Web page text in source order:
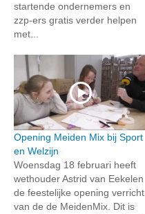
startende ondernemers en
zzp-ers gratis verder helpen
met...
Opening Meiden Mix bij Sport
en Welzijn
Woensdag 18 februari heeft
wethouder Astrid van Eekelen
de feestelijke opening verricht
van de de MeidenMix. Dit is